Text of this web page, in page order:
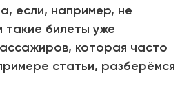
если, например, не
такие билеты уже
которая часто
статьи, разберёмся